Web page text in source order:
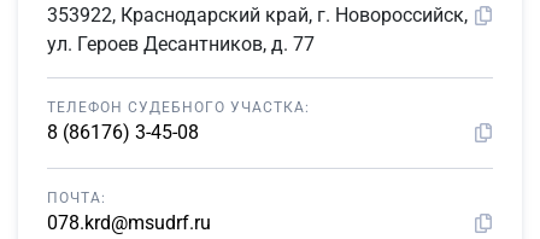
353922, Краснодарский край, г. Новороссийск,
ул. Героев Десантников, д. 77
ТЕЛЕФОН СУДЕБНОГО УЧАСТКА:
8 (86176) 3-45-08
ПОЧТА:
078.krd@msudrf.ru